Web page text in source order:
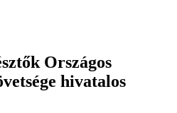
Országos
hivatalos